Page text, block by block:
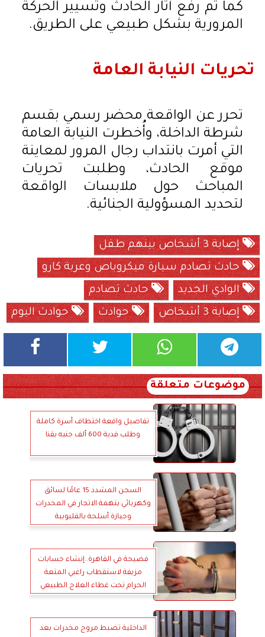
كما تم رفع آثار الحادث وتسيير الحركة
المرورية بشكل طبيعي على الطريق.
تحريات النيابة العامة
تحرر عن الواقعة محضر رسمي بقسم
شرطة الداخلة، وأُخطرت النيابة العامة
التي أمرت بانتداب رجال المرور لمعاينة
موقع الحادث، وطلبت تحريات
المباحث حول ملابسات الواقعة
لتحديد المسؤولية الجنائية.
إصابة 3 أشخاص بينهم طفل
حادث تصادم سيارة ميكروباص وعربة كارو
الوادي الجديد
حادث تصادم
إصابة 3 أشخاص
حوادث حوادث اليوم
موضوعات متعلقة
تفاصيل واقعة اختطاف أسرة كاملة
وطلب فدية 600 ألف جنيه بقنا
السجن المشدد 15 عامًا لسائق
وكهربائي بتهمة الاتجار في المخدرات
وحيازة أسلحة بالقليوبية
فضيحة في القاهرة..إنشاء حسابات
مزيفة لاستقطاب راغبي المتعة
الحرام تحت غطاء العلاج الطبيعي
الداخلية تضبط مروج مخدرات بعد